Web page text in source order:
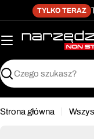
Przejdź do treści
Przejdź do menu
Przejdź do stopki
dostępności
do
treści
TYLKO TERAZ
Szukaj
Strona główna